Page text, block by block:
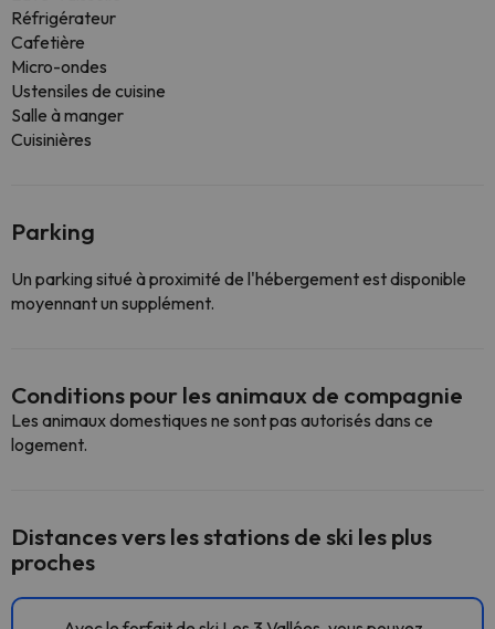
Réfrigérateur
Cafetière
Micro-ondes
Ustensiles de cuisine
Salle à manger
Cuisinières
Parking
Un parking situé à proximité de l'hébergement est disponible
moyennant un supplément.
Conditions pour les animaux de compagnie
Les animaux domestiques ne sont pas autorisés dans ce
logement.
Distances vers les stations de ski les plus
proches